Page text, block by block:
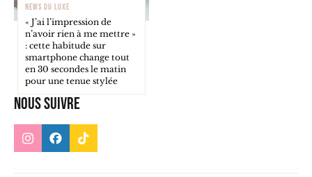
Nous suivre
NEWS DU LUXE
« J’ai l’impression de
n’avoir rien à me mettre »
: cette habitude sur
smartphone change tout
en 30 secondes le matin
pour une tenue stylée